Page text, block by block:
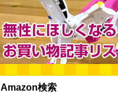
Amazon検索